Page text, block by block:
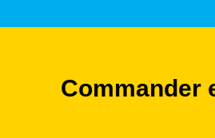
Commander